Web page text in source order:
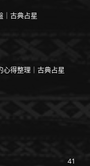
｜古典占星
心得整理｜古典占星
41